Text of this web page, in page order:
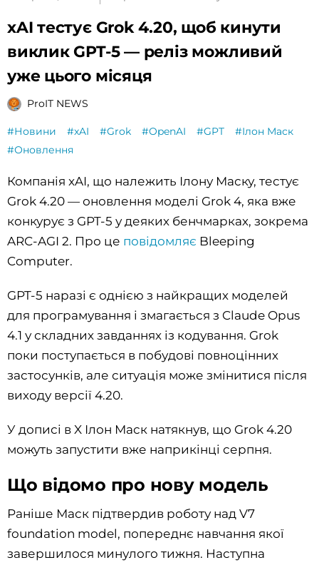
xAI тестує Grok 4.20, щоб кинути
виклик GPT-5 — реліз можливий
уже цього місяця
ProIT NEWS
#Новини #xAI #Grok #OpenAI #GPT
#Ілон Маск
#Оновлення
Компанія xAI, що належить Ілону Маску, тестує
Grok 4.20 — оновлення моделі Grok 4, яка вже
конкурує з GPT-5 у деяких бенчмарках, зокрема
ARC-AGI 2. Про це повідомляє Bleeping
Computer.
GPT-5 наразі є однією з найкращих моделей
для програмування і змагається з Claude Opus
4.1 у складних завданнях із кодування. Grok
поки поступається в побудові повноцінних
застосунків, але ситуація може змінитися після
виходу версії 4.20.
У дописі в X Ілон Маск натякнув, що Grok 4.20
можуть запустити вже наприкінці серпня.
Що відомо про нову модель
Раніше Маск підтвердив роботу над V7
foundation model, попереднє навчання якої
завершилося минулого тижня. Наступна